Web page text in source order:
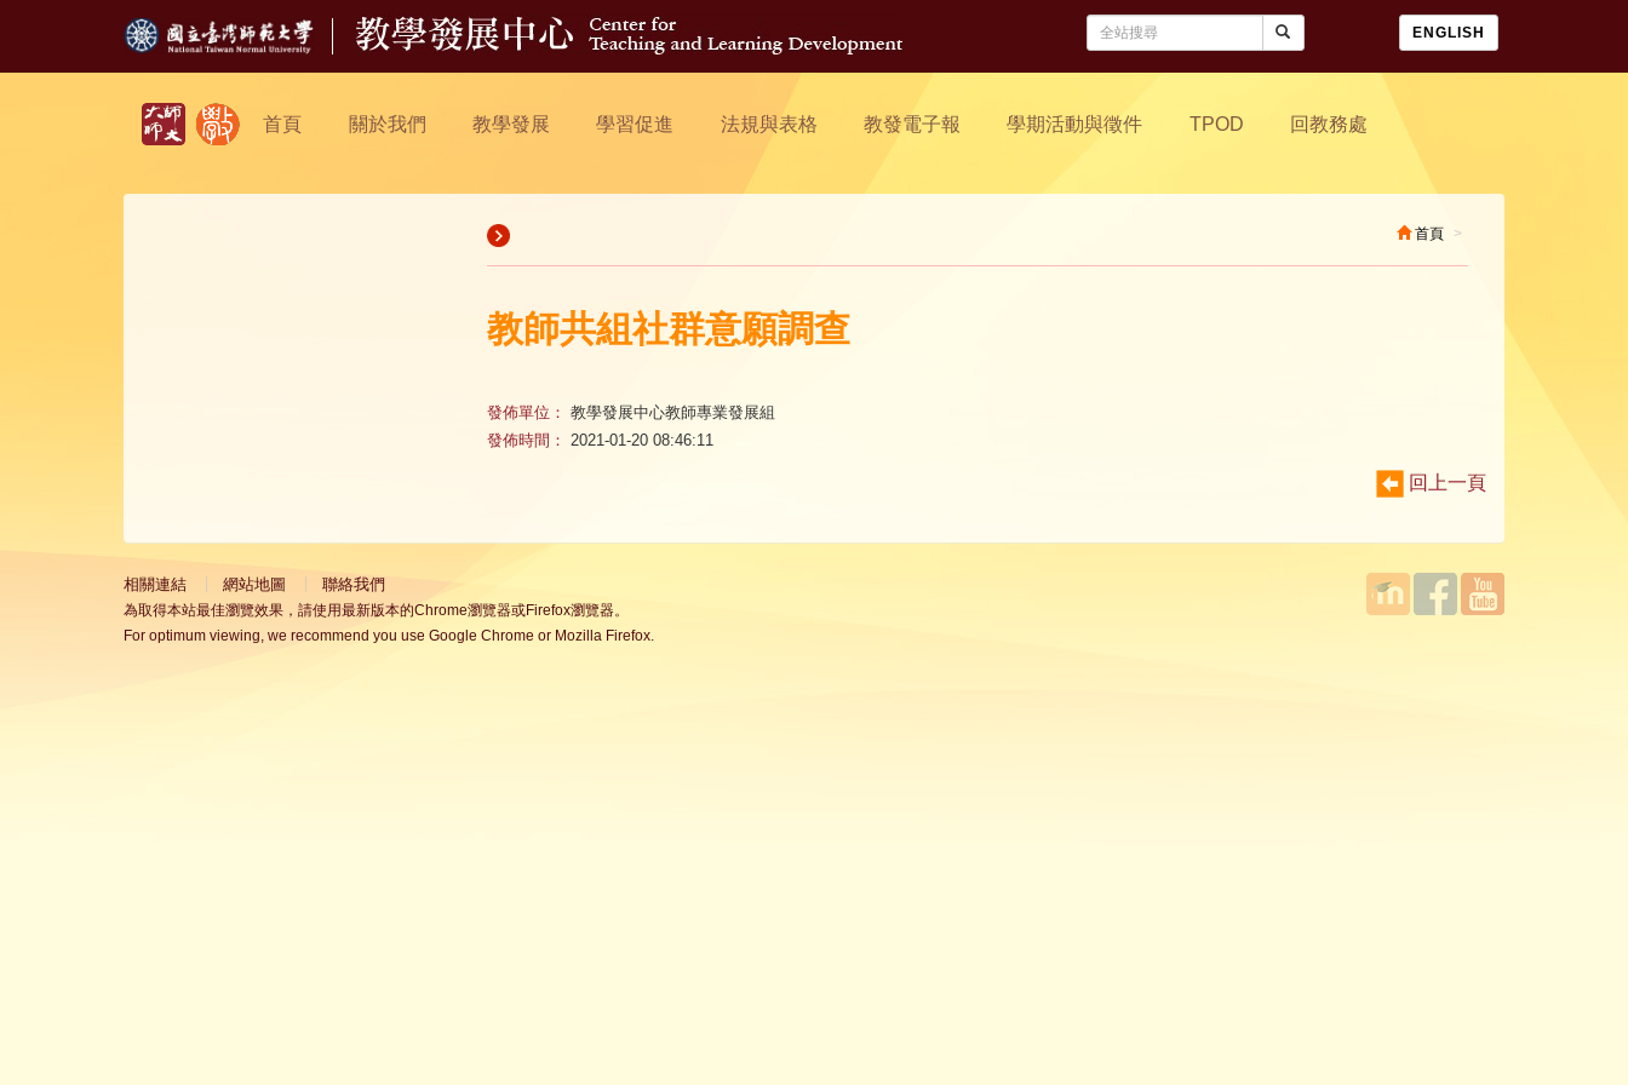
ENGLISH
首頁 關於我們 教學發展 學習促進 法規與表格 教發電子報 學期活動與徵件 TPOD 回教務處
首頁
教師共組社群意願調查
發佈單位： 教學發展中心教師專業發展組
發佈時間： 2021-01-20 08:46:11
回上一頁
相關連結 網站地圖 聯絡我們
為取得本站最佳瀏覽效果，請使用最新版本的Chrome瀏覽器或Firefox瀏覽器。
For optimum viewing, we recommend you use Google Chrome or Mozilla Firefox.